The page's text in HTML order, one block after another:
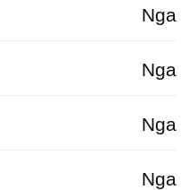
Nga
Nga
Nga
Nga